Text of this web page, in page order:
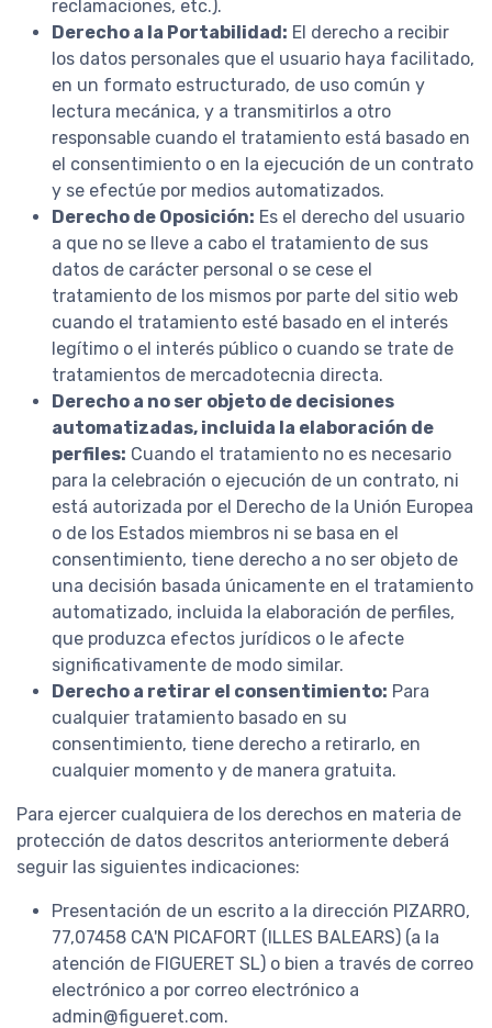
reclamaciones, etc.).
Derecho a la Portabilidad: El derecho a recibir
los datos personales que el usuario haya facilitado,
en un formato estructurado, de uso común y
lectura mecánica, y a transmitirlos a otro
responsable cuando el tratamiento está basado en
el consentimiento o en la ejecución de un contrato
y se efectúe por medios automatizados.
Derecho de Oposición: Es el derecho del usuario
a que no se lleve a cabo el tratamiento de sus
datos de carácter personal o se cese el
tratamiento de los mismos por parte del sitio web
cuando el tratamiento esté basado en el interés
legítimo o el interés público o cuando se trate de
tratamientos de mercadotecnia directa.
Derecho a no ser objeto de decisiones
automatizadas, incluida la elaboración de
perfiles: Cuando el tratamiento no es necesario
para la celebración o ejecución de un contrato, ni
está autorizada por el Derecho de la Unión Europea
o de los Estados miembros ni se basa en el
consentimiento, tiene derecho a no ser objeto de
una decisión basada únicamente en el tratamiento
automatizado, incluida la elaboración de perfiles,
que produzca efectos jurídicos o le afecte
significativamente de modo similar.
Derecho a retirar el consentimiento: Para
cualquier tratamiento basado en su
consentimiento, tiene derecho a retirarlo, en
cualquier momento y de manera gratuita.
Para ejercer cualquiera de los derechos en materia de
protección de datos descritos anteriormente deberá
seguir las siguientes indicaciones:
Presentación de un escrito a la dirección PIZARRO,
77,07458 CA'N PICAFORT (ILLES BALEARS) (a la
atención de FIGUERET SL) o bien a través de correo
electrónico a por correo electrónico a
admin@figueret.com.